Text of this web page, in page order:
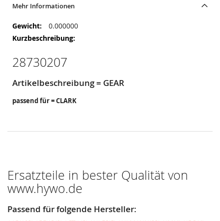
Mehr Informationen
Mehr
Informationen
0.000000
28730207
Artikelbeschreibung = GEAR
passend für = CLARK
Ersatzteile in bester Qualität von
www.hywo.de
Passend für folgende Hersteller: